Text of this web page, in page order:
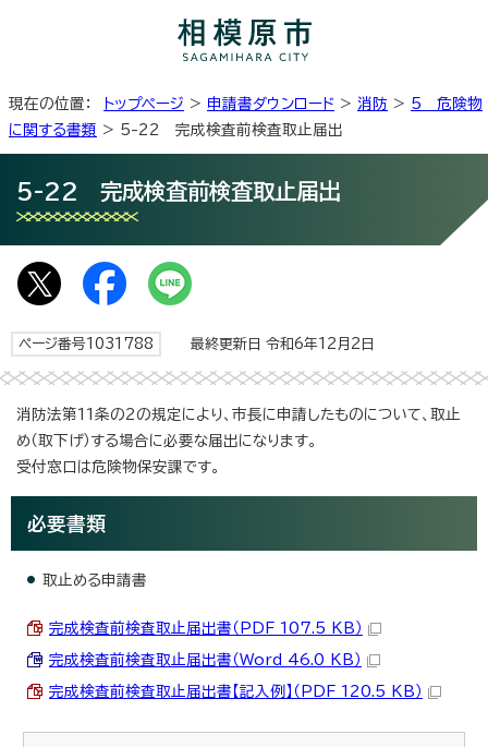
現在の位置： トップページ > 申請書ダウンロード > 消防 > 5 危険物
に関する書類 > 5-22 完成検査前検査取止届出
5-22 完成検査前検査取止届出
ページ番号1031788 最終更新日 令和6年12月2日
消防法第11条の2の規定により、市長に申請したものについて、取止
め（取下げ）する場合に必要な届出になります。
受付窓口は危険物保安課です。
必要書類
取止める申請書
完成検査前検査取止届出書（PDF 107.5 KB）
完成検査前検査取止届出書（Word 46.0 KB）
完成検査前検査取止届出書【記入例】（PDF 120.5 KB）